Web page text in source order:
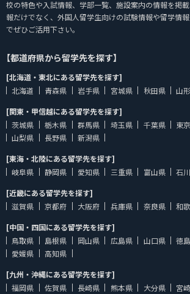
校の特色や入試情報、学部一覧、施設案内の情報を掲
報だけでなく、外国人留学生向けの試験情報や留学情
でぜひご活用下さい。
【都道府県から留学先を探す】
[北海道・東北にある留学先を探す]
北海道
青森県 岩手県 宮城県 秋田県 山
[関東・甲信越にある留学先を探す]
茨城県
栃木県 群馬県 埼玉県 千葉県 東
山梨県
長野県
新潟県
[東海・北陸にある留学先を探す]
岐阜県
静岡県 愛知県 三重県 富山県 石
[近畿にある留学先を探す]
滋賀県
京都府 大阪府 兵庫県 奈良県
和
[中国・四国にある留学先を探す]
鳥取県
島根県 岡山県 広島県 山口県 徳
愛媛県
高知県
[九州・沖縄にある留学先を探す]
福岡県
佐賀県 長崎県 熊本県 大分県 宮